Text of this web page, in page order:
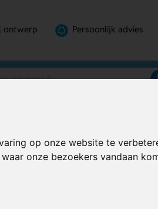
op onze website te
onze bezoekers vandaan
ontwerp Persoonlijk advies
mijn prijs Al